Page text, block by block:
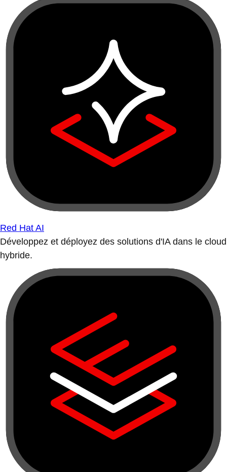
Red Hat AI
Développez et déployez des solutions d'IA dans le cloud
hybride.